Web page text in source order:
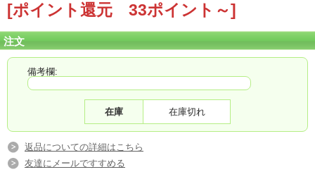
■お好きな色で作成します♪
買い物かごからメッセージや用途などが記入できます♪
[ポイント還元 33ポイント～]
注文
備考欄:
在庫 在庫切れ
返品についての詳細はこちら
友達にメールですすめる